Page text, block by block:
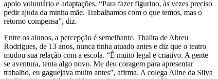
apoio voluntário e adaptações. “Para fazer figurino, às vezes preciso
pedir ajuda da minha mãe. Trabalhamos com o que temos, mas o
retorno compensa”, diz.
Entre os alunos, a percepção é semelhante. Thalita de Abreu
Rodrigues, de 13 anos, nunca tinha atuado antes e diz que o teatro
mudou sua relação com a escola. “É muito legal e criativo. A gente
se aventura, tenta algo novo. Me deu coragem para apresentar
trabalho, eu gaguejava muito antes”, afirma. A colega Aline da Silva